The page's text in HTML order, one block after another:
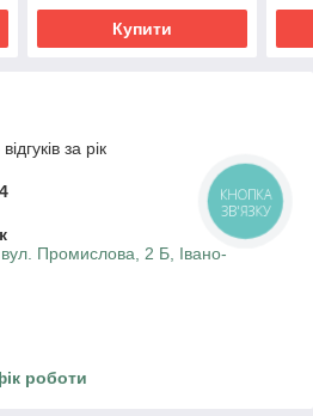
Купити
за рік
вул. Промислова, 2 Б, Івано-
роботи
КНОПКА
ЗВ'ЯЗКУ